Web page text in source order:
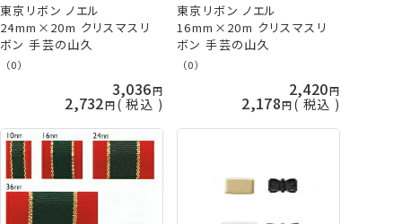
東京リボン ノエル
24mm×20m クリスマスリ
ボン 手芸の山久
（0）
3,036
2,732 税込
東京リボン ノエル
16mm×20m クリスマスリ
ボン 手芸の山久
（0）
2,420
2,178 税込